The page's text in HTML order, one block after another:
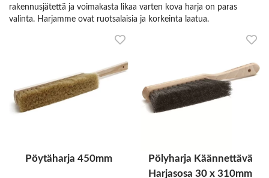
rakennusjätettä ja voimakasta likaa varten kova harja on paras
valinta. Harjamme ovat ruotsalaisia ja korkeinta laatua.
Pöytäharja 450mm
Pölyharja Käännettävä
Harjasosa 30 x 310mm